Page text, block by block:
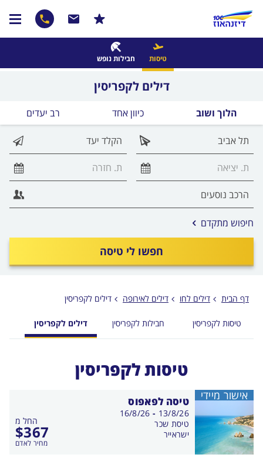
טיסות חבילות נופש
דילים לקפריסין
הלוך ושוב כיוון אחד רב יעדים
חפשו לי טיסה
חיפוש מתקדם אפשרויות
החיפוש
לפני
דף הבית דילים לחו דילים לאירופה דילים לקפריסין
טיסות לקפריסין חבילות לקפריסין דילים לקפריסין
טיסות לקפריסין
טיסה לפאפוס
החל מ
$367
מחיר לאדם
בין
התאריכים,
13/8/26
-
16/8/26
טיסת שכר
ישראייר
אישור מיידי